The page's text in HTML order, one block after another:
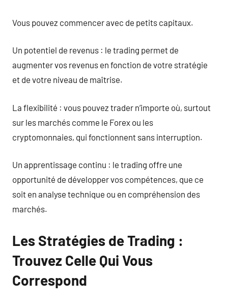
Vous pouvez commencer avec de petits capitaux.
Un potentiel de revenus : le trading permet de
augmenter vos revenus en fonction de votre stratégie
et de votre niveau de maîtrise.
La flexibilité : vous pouvez trader n’importe où, surtout
sur les marchés comme le Forex ou les
cryptomonnaies, qui fonctionnent sans interruption.
Un apprentissage continu : le trading offre une
opportunité de développer vos compétences, que ce
soit en analyse technique ou en compréhension des
marchés.
Les Stratégies de Trading :
Trouvez Celle Qui Vous
Correspond